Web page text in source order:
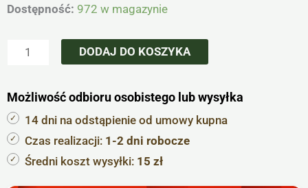
Dostępność: 972 w magazynie
ilość
dekoracyjna
na
krzesło
domowe
36Ø
DODAJ DO KOSZYKA
Możliwość odbioru osobistego lub wysyłka
14 dni na odstąpienie od umowy kupna
Czas realizacji: 1-2 dni robocze
Średni koszt wysyłki: 15 zł